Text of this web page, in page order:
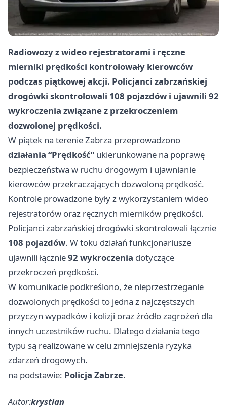
Radiowozy z wideo rejestratorami i ręczne
mierniki prędkości kontrolowały kierowców
podczas piątkowej akcji. Policjanci zabrzańskiej
drogówki skontrolowali 108 pojazdów i ujawnili 92
wykroczenia związane z przekroczeniem
dozwolonej prędkości.
W piątek na terenie Zabrza przeprowadzono
działania “Prędkość”ukierunkowane na poprawę
bezpieczeństwa w ruchu drogowym i ujawnianie
kierowców przekraczających dozwoloną prędkość.
Kontrole prowadzone były z wykorzystaniem wideo
rejestratorów oraz ręcznych mierników prędkości.
Policjanci zabrzańskiej drogówki skontrolowali łącznie
108 pojazdów. W toku działań funkcjonariusze
ujawnili łącznie92 wykroczenia dotyczące
przekroczeń prędkości.
W komunikacie podkreślono, że nieprzestrzeganie
dozwolonych prędkości to jedna z najczęstszych
przyczyn wypadków i kolizji oraz źródło zagrożeń dla
innych uczestników ruchu. Dlatego działania tego
typu są realizowane w celu zmniejszenia ryzyka
zdarzeń drogowych.
na podstawie: Policja Zabrze.
Autor:krystian